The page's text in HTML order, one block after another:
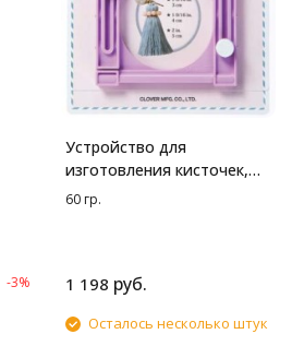
-3%
Устройство для
изготовления кисточек,
малое Clover
60 гр.
1 198 руб.
Осталось несколько штук